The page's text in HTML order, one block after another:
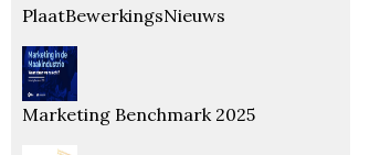
PlaatBewerkingsNieuws
Marketing Benchmark 2025